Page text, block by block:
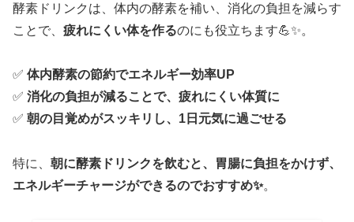
酵素ドリンクは、体内の酵素を補い、消化の負担を減らす
ことで、 疲れにくい体を作るのにも役立ちます💪✨。
✅ 体内酵素の節約でエネルギー効率UP
✅ 消化の負担が減ることで、疲れにくい体質に
✅ 朝の目覚めがスッキリし、1日元気に過ごせる
特に、 朝に酵素ドリンクを飲むと、胃腸に負担をかけず、
エネルギーチャージができるのでおすすめ✨。